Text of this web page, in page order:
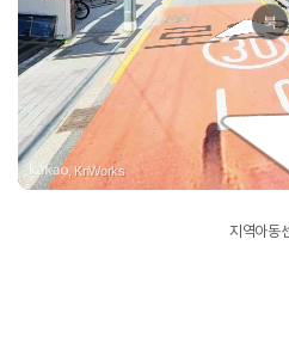
230북
, KnWorks
지역아동